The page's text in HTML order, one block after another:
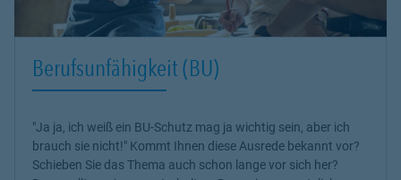
Berufsunfähigkeit (BU)
"Ja ja, ich weiß ein BU-Schutz mag ja wichtig sein, aber ich
brauch sie nicht!" Kommt Ihnen diese Ausrede bekannt vor?
Schieben Sie das Thema auch schon lange vor sich her?